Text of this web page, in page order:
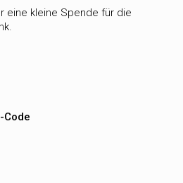
eine kleine Spende für die
Code